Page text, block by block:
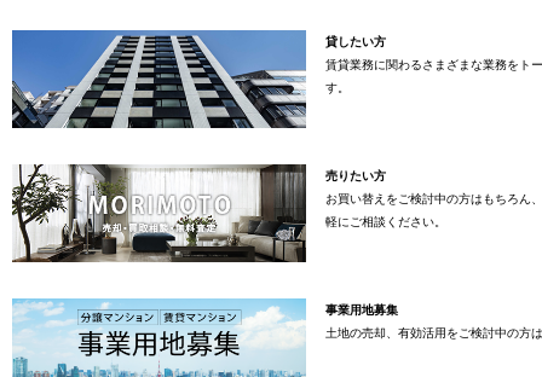
貸したい方
賃貸業務に関わるさまざまな業務をト
す。
売りたい方
お買い替えをご検討中の方はもちろん
軽にご相談ください。
事業用地募集
土地の売却、有効活用をご検討中の方